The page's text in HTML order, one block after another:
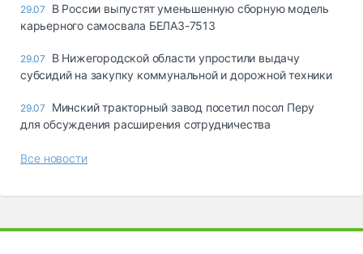
29.07
В России выпустят уменьшенную сборную модель
карьерного самосвала БЕЛАЗ-7513
29.07
В Нижегородской области упростили выдачу
субсидий на закупку коммунальной и дорожной техники
29.07
Минский тракторный завод посетил посол Перу
для обсуждения расширения сотрудничества
Все новости